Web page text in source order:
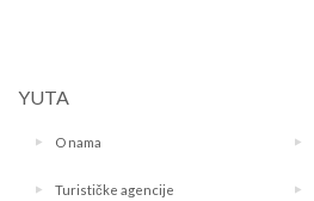
YUTA
O nama
Turističke agencije